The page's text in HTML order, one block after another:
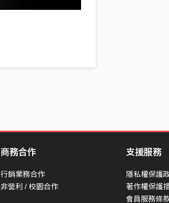
商務合作
行銷業務合作
非營利 / 校園合作
支援服務
隱私權保護
著作權保護
會員服務條